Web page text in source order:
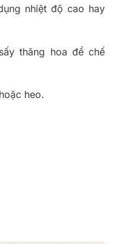
nhiệt độ cao hay
thăng hoa để chế
heo.